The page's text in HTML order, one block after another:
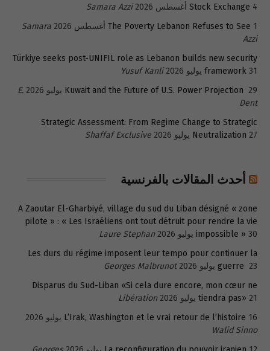
Stock Exchange 4 أغسطس 2026
Samara Azzi
The Poverty Lebanon Refuses to See 1 أغسطس 2026
Samara
Azzi
Türkiye seeks post-UNIFIL role as Lebanon builds new security
framework 31 يوليو 2026
Yusuf Kanli
Kuwait and the Future of U.S. Power Projection 29 يوليو 2026
E.
Dent
Strategic Assessment: From Regime Change to Strategic
Neutralization 27 يوليو 2026 Shaffaf Exclusive
أحدث المقالات بالفرنسية
A Zaoutar El-Gharbiyé, village du sud du Liban désigné « zone
pilote » : « Les Israéliens ont tout détruit pour rendre la vie
impossible » 30 يوليو 2026
Laure Stephan
Les durs du régime imposent leur tempo pour continuer la
guerre 23 يوليو 2026
Georges Malbrunot
Disparus du Sud-Liban «Si cela dure encore, mon cœur ne
tiendra pas» 21 يوليو 2026
Libération
L’Irak, Washington et le vrai retour de l’histoire 16 يوليو 2026
Walid Sinno